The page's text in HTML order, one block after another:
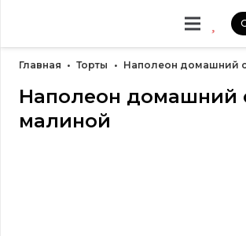
Главная • Торты • Наполеон домашний
Наполеон домашний
малиной